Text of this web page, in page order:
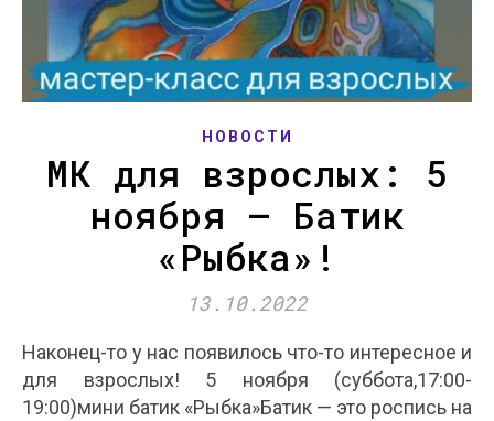
НОВОСТИ
МК для взрослых: 5
ноября — Батик
«Рыбка»!
13.10.2022
Наконец-то у нас появилось что-то интересное и
для взрослых! 5 ноября (суббота,17:00-
19:00)мини батик «Рыбка»Батик — это роспись на